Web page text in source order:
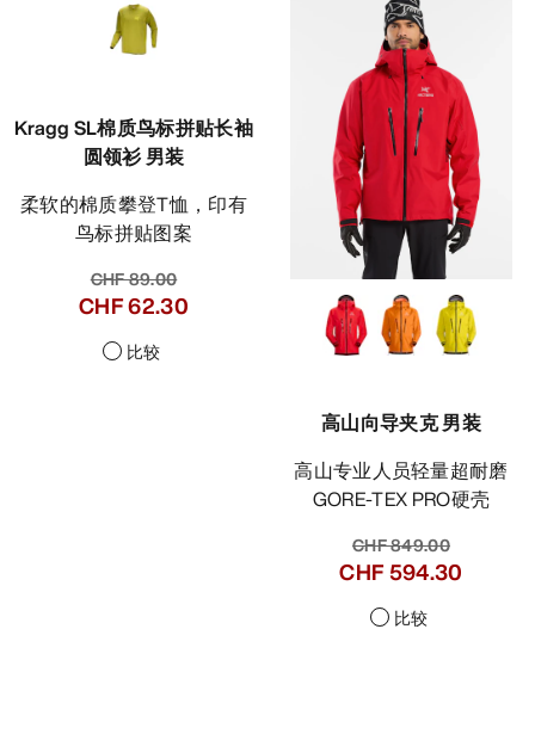
Kragg SL棉质鸟标拼贴长袖
圆领衫 男装
柔软的棉质攀登T恤，印有
鸟标拼贴图案
CHF 89.00
CHF 62.30
比较
高山向导夹克 男装
高山专业人员轻量超耐磨
GORE-TEX PRO硬壳
CHF 849.00
CHF 594.30
比较